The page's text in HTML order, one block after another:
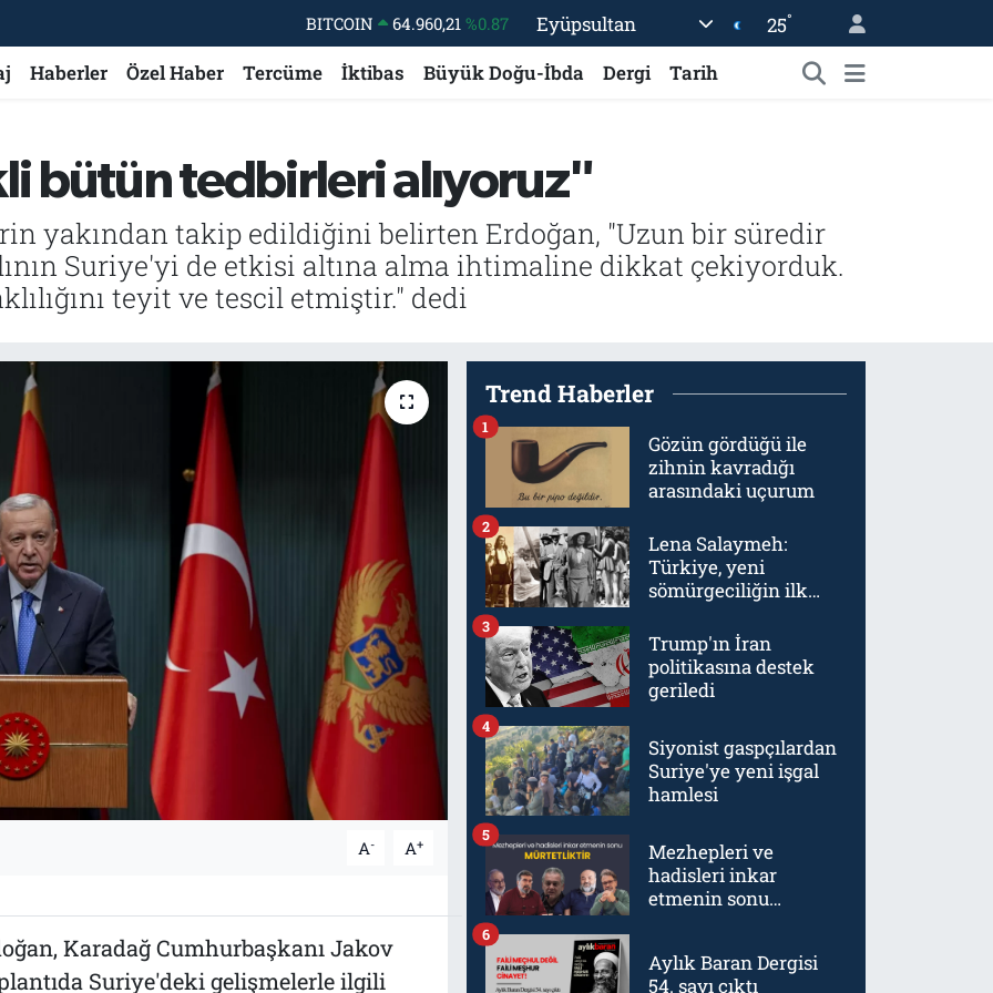
BITCOIN 64.960,21 %0.87
DOLAR
47,7436 %0.18
GRAM ALTIN
6648.99 %2.59
BİST100
13.779 %-14
Eyüpsultan 25°
Haberler Özel Haber Tercüme İktibas Büyük Doğu-İbda Dergi Tarih
bütün tedbirleri alıyoruz"
yakından takip edildiğini belirten Erdoğan, "Uzun bir süredir
Suriye'yi de etkisi altına alma ihtimaline dikkat çekiyorduk.
teyit ve tescil etmiştir." dedi
A- A+
Karadağ Cumhurbaşkanı Jakov
Suriye'deki gelişmelerle ilgili
Trend Haberler
Gözün gördüğü ile
zihnin kavradığı
arasındaki uçurum
1
Lena Salaymeh:
Türkiye, yeni
sömürgeciliğin ilk
2
Trump'ın İran
politikasına destek
geriledi
3
Siyonist gaspçılardan
Suriye'ye yeni işgal
hamlesi
4
Mezhepleri ve
hadisleri inkar
etmenin sonu
5
Aylık Baran Dergisi
54. sayı çıktı
6